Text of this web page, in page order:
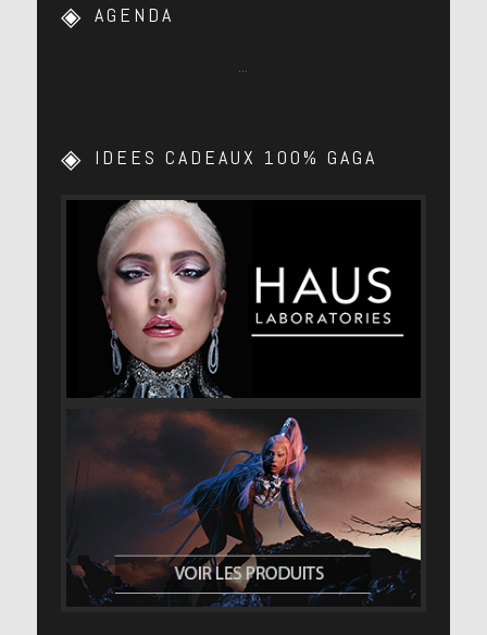
AGENDA
IDEES CADEAUX 100% GAGA